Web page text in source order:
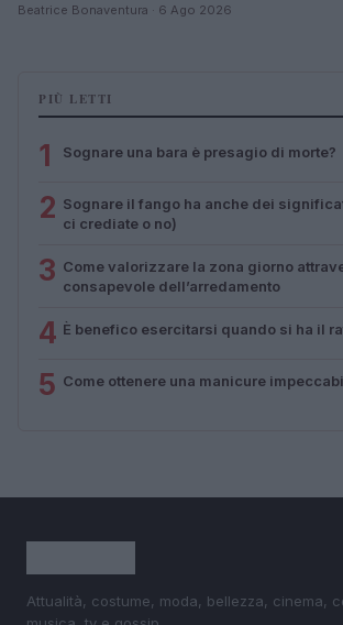
Beatrice Bonaventura · 6 Ago 2026
PIÙ LETTI
1 Sognare una bara è presagio di morte?
2 Sognare il fango ha anche dei
ci crediate o no)
3 Come valorizzare la zona giorno
consapevole dell’arredamento
4 È benefico esercitarsi quando si ha il
5 Come ottenere una manicure
Attualità, costume, moda, bellezza, cinema,